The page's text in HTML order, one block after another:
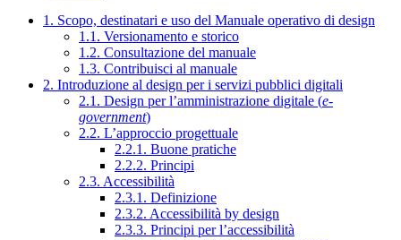
1. Scopo, destinatari e uso del Manuale operativo di design
1.1. Versionamento e storico
1.2. Consultazione del manuale
1.3. Contribuisci al manuale
2. Introduzione al design per i servizi pubblici digitali
2.1. Design per l’amministrazione digitale (e-
government)
2.2. L’approccio progettuale
2.2.1. Buone pratiche
2.2.2. Principi
2.3. Accessibilità
2.3.1. Definizione
2.3.2. Accessibilità by design
2.3.3. Principi per l’accessibilità